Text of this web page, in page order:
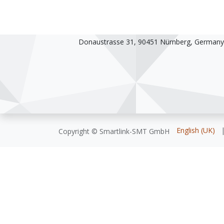
Donaustrasse 31, 90451 Nürnberg, Germany
Copyright © Smartlink-SMT GmbH English (UK)